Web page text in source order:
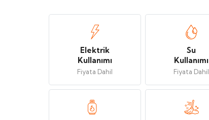
Elektrik
Kullanımı
Fiyata Dahil
Su
Kullanımı
Fiyata Dahil